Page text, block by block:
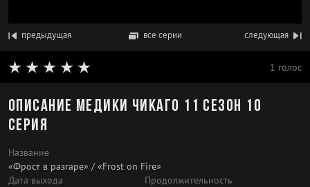
предыдущая все серии следующая
1 голос
Описание Медики Чикаго 11 сезон 10
серия
Название
«Фрост в разгаре» / «Frost on Fire»
Дата выхода
Продолжительность